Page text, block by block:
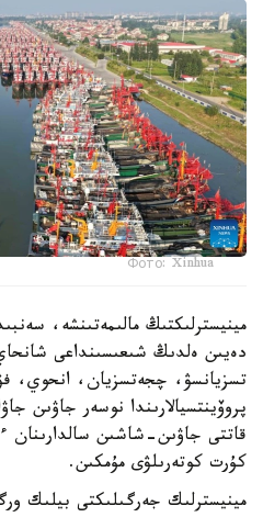
Фото: Xinhua
مينيسترلىكتىڭ مالىمەتىنشە،
دەيىن ەلدىڭ شىعىسىنداعى
تسزيانسۋ، چجەتسزيان، انحوي،
پروۆينتسيالارىندا نوسەر جاۋىن
قاتتى جاۋىن-شاشىن سالدارىنان
كۇرت كوتەرىلۋى مۇمكىن.
مينيسترلىك جەرگىلىكتى بيلىك